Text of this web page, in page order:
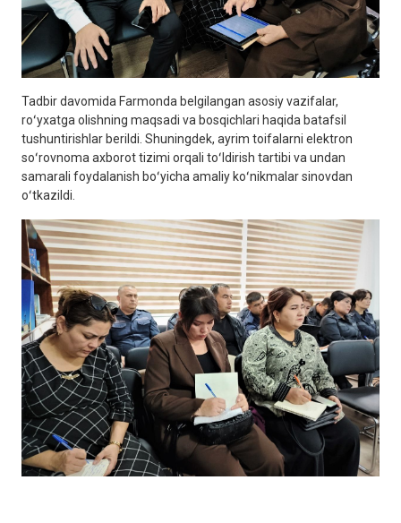
Tadbir davomida Farmonda belgilangan asosiy vazifalar,
roʻyxatga olishning maqsadi va bosqichlari haqida batafsil
tushuntirishlar berildi. Shuningdek, ayrim toifalarni elektron
soʻrovnoma axborot tizimi orqali toʻldirish tartibi va undan
samarali foydalanish boʻyicha amaliy koʻnikmalar sinovdan
oʻtkazildi.